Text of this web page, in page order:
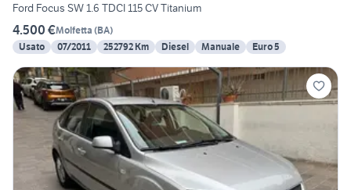
Ford Focus SW 1.6 TDCI 115 CV Titanium
4.500 €Molfetta (BA)
Usato
07/2011 252792 Km Diesel Manuale Euro 5